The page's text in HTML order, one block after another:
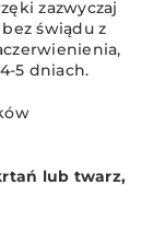
zazwyczaj
świądu z
5 dniach.
lub twarz,